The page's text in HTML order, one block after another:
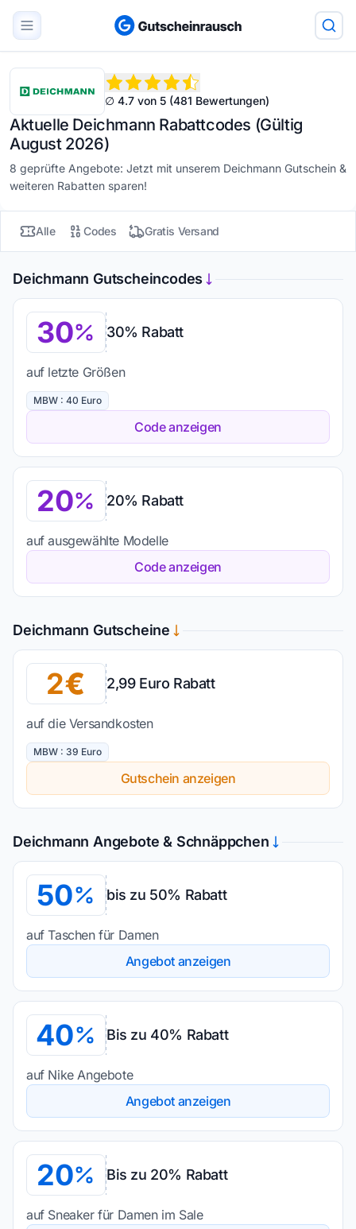
∅ 4.7 von 5 (481 Bewertungen)
Aktuelle Deichmann Rabattcodes (Gültig
August 2026)
8 geprüfte Angebote: Jetzt mit unserem Deichmann Gutschein &
weiteren Rabatten sparen!
Alle Codes Gratis Versand
Deichmann Gutscheincodes
30 30% Rabatt
auf letzte Größen
MBW : 40 Euro
Code anzeigen
20 20% Rabatt
auf ausgewählte Modelle
Code anzeigen
Deichmann Gutscheine
2 2,99 Euro Rabatt
auf die Versandkosten
MBW : 39 Euro
Gutschein anzeigen
Deichmann Angebote & Schnäppchen
50 bis zu 50% Rabatt
auf Taschen für Damen
Angebot anzeigen
40 Bis zu 40% Rabatt
auf Nike Angebote
Angebot anzeigen
20 Bis zu 20% Rabatt
auf Sneaker für Damen im Sale